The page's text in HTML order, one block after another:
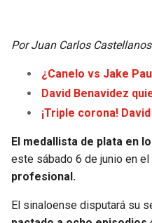
Por Juan Carlos Castellanos
¿Canelo vs Jake
David Benavidez
¡Triple corona!
El medallista de plata en
este sábado 6 de junio en
profesional.
El sinaloense disputará su